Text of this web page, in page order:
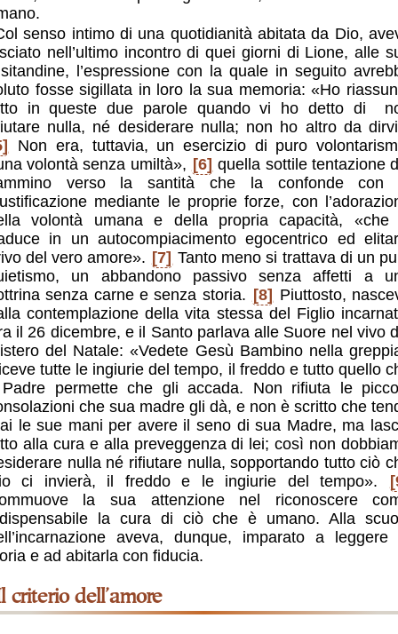
senso intimo di una quotidianità abitata da Dio,
nell’ultimo incontro di quei giorni di Lione, alle
l’espressione con la quale in seguito
fosse sigillata in loro la sua memoria: «Ho
in queste due parole quando vi ho detto di
nulla, né desiderare nulla; non ho altro da
Non era, tuttavia, un esercizio di puro
volontà senza umiltà», [6] quella sottile tentazione
verso la santità che la confonde con
mediante le proprie forze, con
volontà umana e della propria capacità, «che
in un autocompiacimento egocentrico ed
del vero amore». [7] Tanto meno si trattava di un
un abbandono passivo senza affetti a
senza carne e senza storia. [8] Piuttosto,
contemplazione della vita stessa del Figlio
il 26 dicembre, e il Santo parlava alle Suore nel vivo
del Natale: «Vedete Gesù Bambino nella
tutte le ingiurie del tempo, il freddo e tutto quello
permette che gli accada. Non rifiuta le
che sua madre gli dà, e non è scritto che
le sue mani per avere il seno di sua Madre, ma
alla cura e alla preveggenza di lei; così non
nulla né rifiutare nulla, sopportando tutto ciò
ci invierà, il freddo e le ingiurie del tempo».
la sua attenzione nel riconoscere
la cura di ciò che è umano. Alla
aveva, dunque, imparato a leggere
e ad abitarla con fiducia.
Il criterio dell’amore